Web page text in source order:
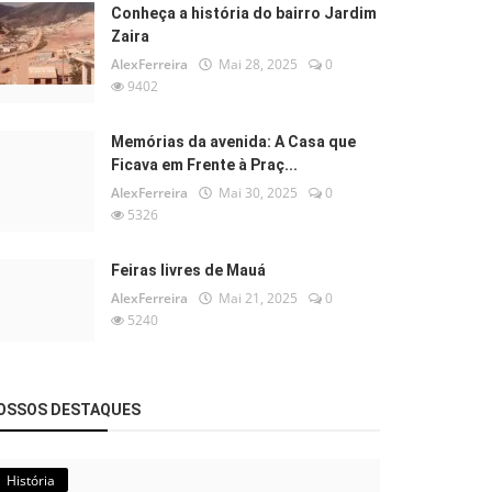
Conheça a história do bairro Jardim
Zaira
AlexFerreira Mai 28, 2025
0
9402
Memórias da avenida: A Casa que
Ficava em Frente à Praç...
AlexFerreira Mai 30, 2025
0
5326
Feiras livres de Mauá
AlexFerreira Mai 21, 2025
0
5240
DESTAQUES
História